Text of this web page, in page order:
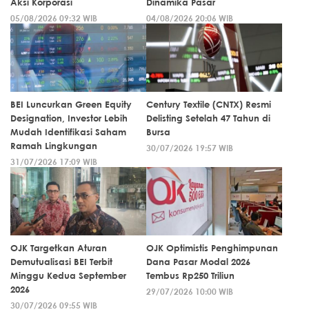
Aksi Korporasi
05/08/2026 09:32 WIB
Dinamika Pasar
04/08/2026 20:06 WIB
BEI Luncurkan Green Equity
Designation, Investor Lebih
Mudah Identifikasi Saham
Ramah Lingkungan
31/07/2026 17:09 WIB
Century Textile (CNTX) Resmi
Delisting Setelah 47 Tahun di
Bursa
30/07/2026 19:57 WIB
OJK Targetkan Aturan
Demutualisasi BEI Terbit
Minggu Kedua September
2026
30/07/2026 09:55 WIB
OJK Optimistis Penghimpunan
Dana Pasar Modal 2026
Tembus Rp250 Triliun
29/07/2026 10:00 WIB